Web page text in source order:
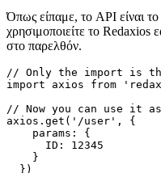
Όπως είπαμε, το API είναι το
χρησιμοποιείτε το Redaxios
στο παρελθόν.
// Only the import is
import axios from
// Now you can use it